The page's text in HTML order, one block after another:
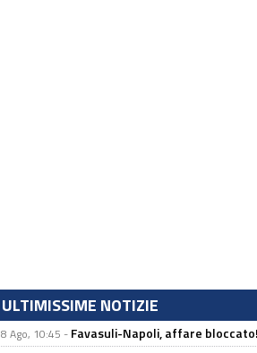
ULTIMISSIME NOTIZIE
8 Ago, 10:45 - Favasuli-Napoli, affare